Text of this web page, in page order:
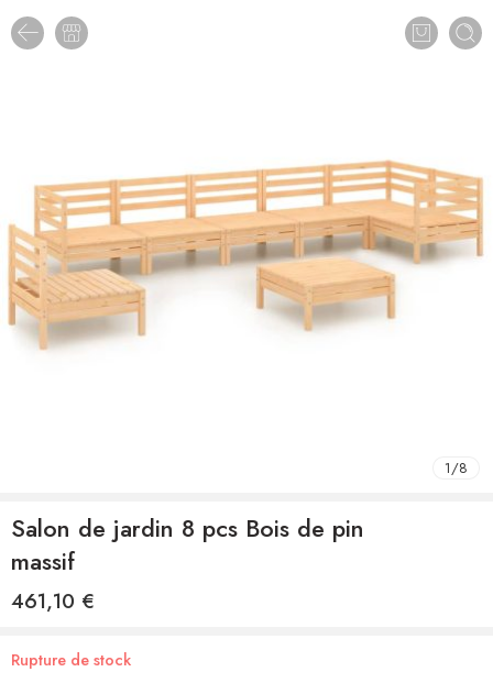
1/8
Salon de jardin 8 pcs Bois de pin
massif
461,10 €
Rupture de stock